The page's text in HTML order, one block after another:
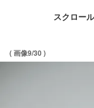
スクロー
( 画像9/30 )